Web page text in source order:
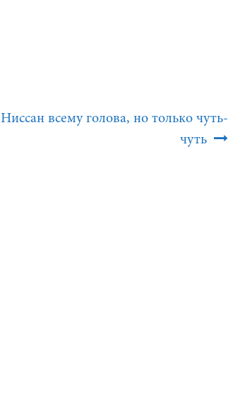
Ниссан всему голова, но только чуть-
чуть